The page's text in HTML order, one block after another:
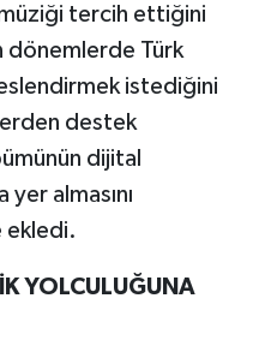
tercih ettiğini
dönemlerde Türk
istediğini
destek
dijital
almasını
ekledi.
YOLCULUĞUNA